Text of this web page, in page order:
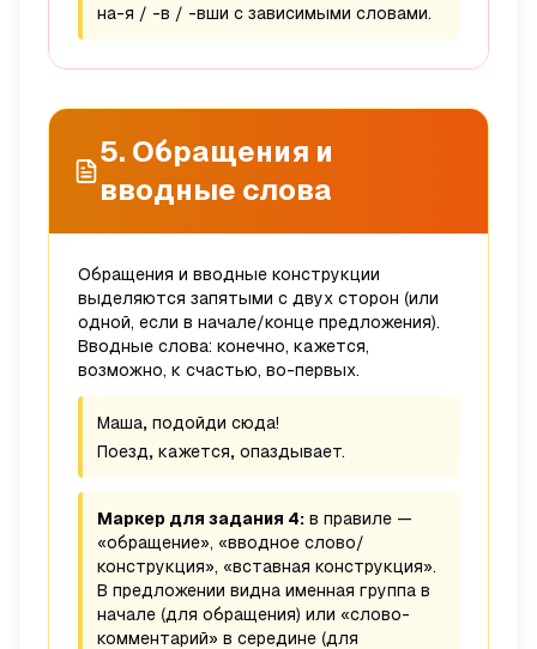
на-я / -в / -вши с зависимыми словами.
5. Обращения и
вводные слова
Обращения и вводные конструкции
выделяются запятыми с двух сторон (или
одной, если в начале/конце предложения).
Вводные слова: конечно, кажется,
возможно, к счастью, во-первых.
Маша, подойди сюда!
Поезд, кажется, опаздывает.
Маркер для задания 4: в правиле —
«обращение», «вводное слово/
конструкция», «вставная конструкция».
В предложении видна именная группа в
начале (для обращения) или «слово-
комментарий» в середине (для